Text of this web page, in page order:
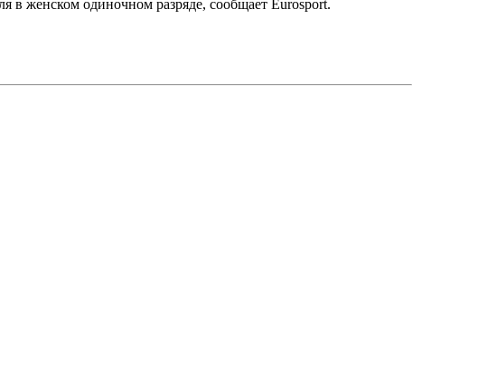
в женском одиночном разряде, сообщает Eurosport.